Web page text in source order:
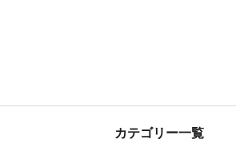
カテゴリー一覧